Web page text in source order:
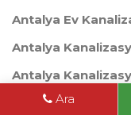
Antalya Ev
Antalya
Antalya
Antalya Lavabo
Ara